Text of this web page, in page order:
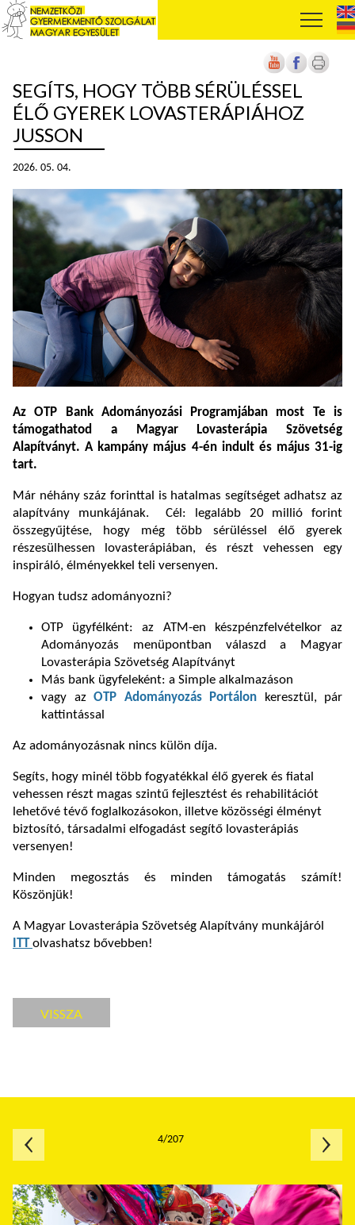
SEGÍTS, HOGY TÖBB SÉRÜLÉSSEL
ÉLŐ GYEREK LOVASTERÁPIÁHOZ
JUSSON
2026. 05. 04.
Az OTP Bank Adományozási Programjában most Te is
támogathatod a Magyar Lovasterápia Szövetség
Alapítványt. A kampány május 4-én indult és május 31-ig
tart.
Már néhány száz forinttal is hatalmas segítséget adhatsz az
alapítvány munkájának. Cél: legalább 20 millió forint
összegyűjtése, hogy még több sérüléssel élő gyerek
részesülhessen lovasterápiában, és részt vehessen egy
inspiráló, élményekkel teli versenyen.
Hogyan tudsz adományozni?
OTP ügyfélként: az ATM-en készpénzfelvételkor az
Adományozás menüpontban válaszd a Magyar
Lovasterápia Szövetség Alapítványt
Más bank ügyfeleként: a Simple alkalmazáson
vagy az OTP Adományozás Portálon keresztül, pár
kattintással
Az adományozásnak nincs külön díja.
Segíts, hogy minél több fogyatékkal élő gyerek és fiatal
vehessen részt magas szintű fejlesztést és rehabilitációt
lehetővé tévő foglalkozásokon, illetve közösségi élményt
biztosító, társadalmi elfogadást segítő lovasterápiás
versenyen!
Minden megosztás és minden támogatás számít!
Köszönjük!
A Magyar Lovasterápia Szövetség Alapítvány munkájáról
ITTolvashatsz bővebben!
VISSZA
4/207